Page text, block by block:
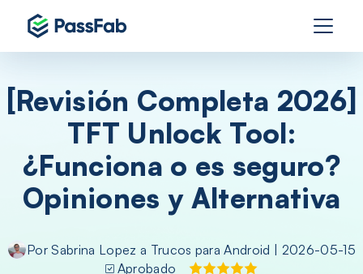
[Revisión Completa 2026]
TFT Unlock Tool:
¿Funciona o es seguro?
Opiniones y Alternativa
PorSabrina Lopez a Trucos para Android
| 2026-05-15
Aprobado